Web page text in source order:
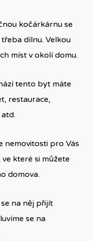
kočárkárnu se
dílnu. Velkou
míst v okolí domu.
tento byt máte
restaurace,
nemovitosti pro Vás
které si můžete
domova.
na něj přijít
se na